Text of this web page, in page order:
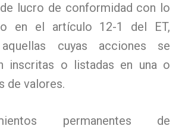
lucro de conformidad con lo
en el artículo 12-1 del ET,
cuyas acciones se
inscritas o listadas en una o
de valores.
permanentes de